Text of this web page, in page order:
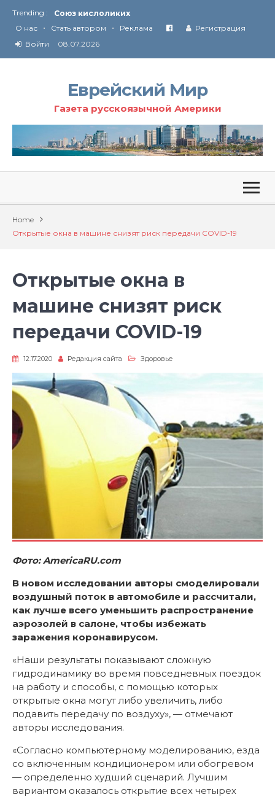
Trending :
Соглашение США с Ираном
Технология Революции в Иране
О нас • Стать автором • Реклама
Регистрация
Войти
08.07.2026
Еврейский Мир
Газета русскоязычной Америки
Home
Открытые окна в машине снизят риск передачи COVID-19
Открытые окна в
машине снизят риск
передачи COVID-19
12.17.2020 Редакция сайта Здоровье
Фото: AmericaRU.com
В новом исследовании авторы смоделировали
воздушный поток в автомобиле и рассчитали,
как лучше всего уменьшить распространение
аэрозолей в салоне, чтобы избежать
заражения коронавирусом.
«Наши результаты показывают сложную
гидродинамику во время повседневных поездок
на работу и способы, с помощью которых
открытые окна могут либо увеличить, либо
подавить передачу по воздуху», — отмечают
авторы исследования.
«Согласно компьютерному моделированию, езда
со включенным кондиционером или обогревом
— определенно худший сценарий. Лучшим
вариантом оказалось открытие всех четырех